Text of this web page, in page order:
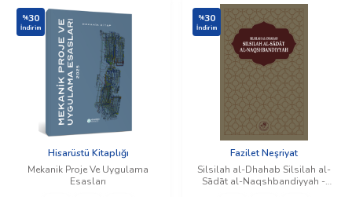
%30
İndirim
Hisarüstü Kitaplığı
Mekanik Proje Ve Uygulama
Esasları
%30
İndirim
Fazilet Neşriyat
Silsilah al-Dhahab Silsilah al-
Sādāt al-Naqshbandiyyah -